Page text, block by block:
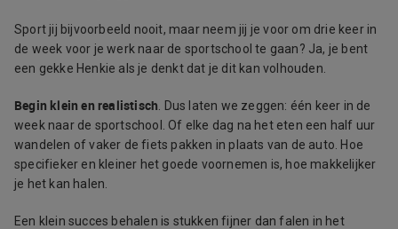
Sport jij bijvoorbeeld nooit, maar neem jij je voor om drie keer in
de week voor je werk naar de sportschool te gaan? Ja, je bent
een gekke Henkie als je denkt dat je dit kan volhouden.
Begin klein en realistisch . Dus laten we zeggen: één keer in de
week naar de sportschool. Of elke dag na het eten een half uur
wandelen of vaker de fiets pakken in plaats van de auto. Hoe
specifieker en kleiner het goede voornemen is, hoe makkelijker
je het kan halen.
Een klein succes behalen is stukken fijner dan falen in het